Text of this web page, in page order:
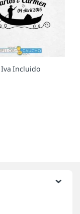
Iva Incluido